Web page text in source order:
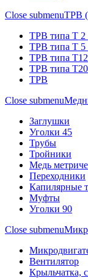
Close submenuТРВ
ТРВ типа Т 2
ТРВ типа Т 5
ТРВ типа
ТРВ типа
ТРВ
Close submenu
Заглушки
Уголки 45
Трубы
Тройники
Медь
Переходники
Капилярные
Муфты
Уголки 90
Close submenu
Вентилятор
Крыльчатка,